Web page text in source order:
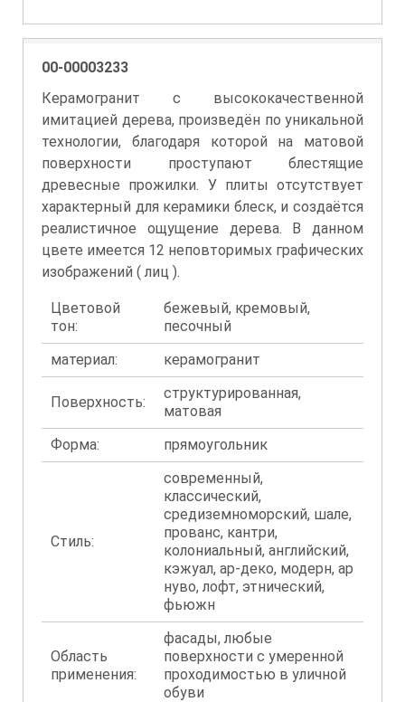
00-00003233
Керамогранит с высококачественной
имитацией дерева, произведён по уникальной
технологии, благодаря которой на матовой
поверхности проступают блестящие
древесные прожилки. У плиты отсутствует
характерный для керамики блеск, и создаётся
реалистичное ощущение дерева. В данном
цвете имеется 12 неповторимых графических
изображений ( лиц ).
Цветовой
тон:
бежевый, кремовый,
песочный
материал:
керамогранит
Поверхность:
структурированная,
матовая
Форма:
прямоугольник
Стиль:
современный,
классический,
средиземноморский, шале,
прованс, кантри,
колониальный, английский,
кэжуал, ар-деко, модерн, ар
нуво, лофт, этнический,
фьюжн
Область
применения:
фасады, любые
поверхности с умеренной
проходимостью в уличной
обуви